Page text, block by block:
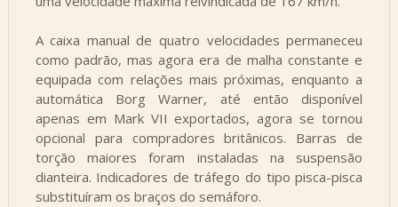
A caixa manual de quatro velocidades permaneceu
como padrão, mas agora era de malha constante e
equipada com relações mais próximas, enquanto a
automática Borg Warner, até então disponível
apenas em Mark VII exportados, agora se tornou
opcional para compradores britânicos. Barras de
torção maiores foram instaladas na suspensão
dianteira. Indicadores de tráfego do tipo pisca-pisca
substituíram os braços do semáforo.